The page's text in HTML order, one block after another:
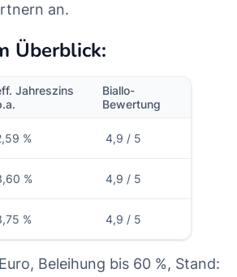
an.
Überblick:
Jahreszins
Biallo-
Bewertung
% 4,9 / 5
% 4,9 / 5
% 4,9 / 5
Beleihung bis 60 %, Stand: